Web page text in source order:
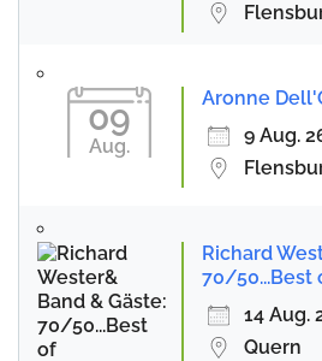
09
Aug.
Aronne
9 Aug.
Richard
70/50...Best
14 Aug.
Quern